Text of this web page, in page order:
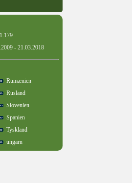
- 21.03.2018
Rumænien
Rusland
Slovenien
Spanien
Tyskland
ungarn